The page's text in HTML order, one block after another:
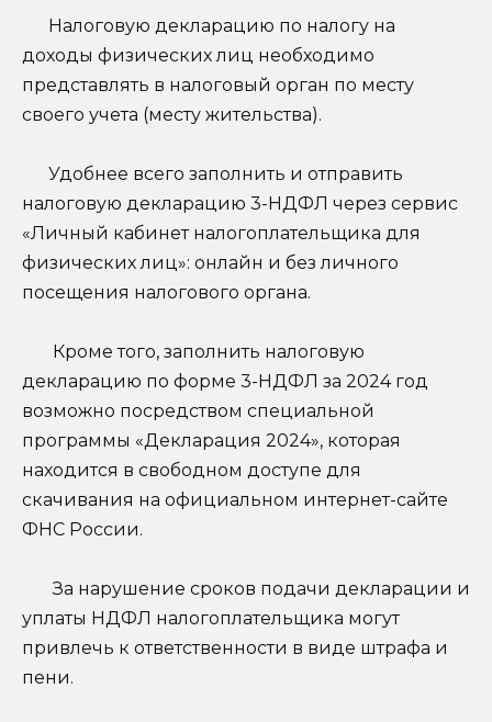
Налоговую декларацию по налогу на
доходы физических лиц необходимо
представлять в налоговый орган по месту
своего учета (месту жительства).
Удобнее всего заполнить и отправить
налоговую декларацию 3-НДФЛ через сервис
«Личный кабинет налогоплательщика для
физических лиц»: онлайн и без личного
посещения налогового органа.
Кроме того, заполнить налоговую
декларацию по форме 3-НДФЛ за 2024 год
возможно посредством специальной
программы «Декларация 2024», которая
находится в свободном доступе для
скачивания на официальном интернет-сайте
ФНС России.
За нарушение сроков подачи декларации и
уплаты НДФЛ налогоплательщика могут
привлечь к ответственности в виде штрафа и
пени.